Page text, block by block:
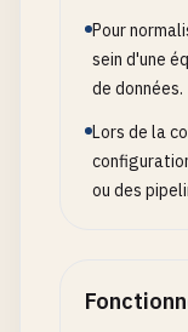
Pour
sein d'une
de données.
Lors de la
ou des